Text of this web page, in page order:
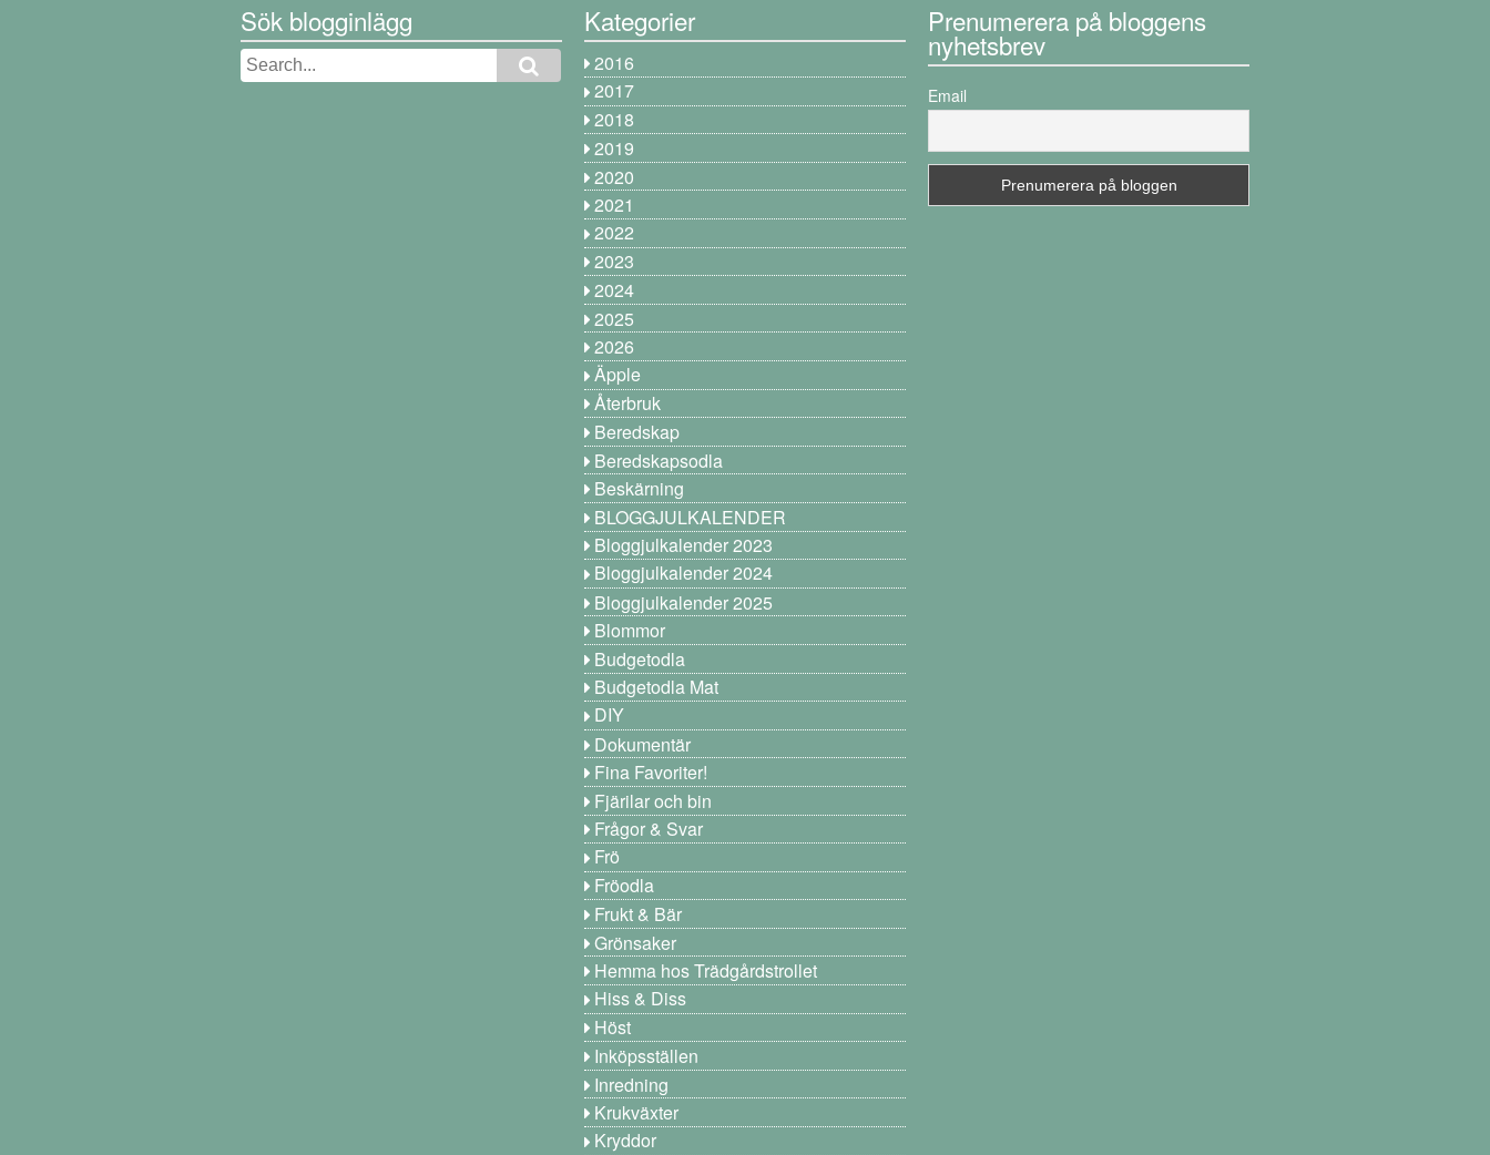
Sök blogginlägg Kategorier
2016
2017
2018
2019
2020
2021
2022
2023
2024
2025
2026
Äpple
Återbruk
Beredskap
Beredskapsodla
Beskärning
BLOGGJULKALENDER
Bloggjulkalender 2023
Bloggjulkalender 2024
Bloggjulkalender 2025
Blommor
Budgetodla
Budgetodla Mat
DIY
Dokumentär
Fina Favoriter!
Fjärilar och bin
Frågor & Svar
Frö
Fröodla
Frukt & Bär
Grönsaker
Hemma hos Trädgårdstrollet
Hiss & Diss
Höst
Inköpsställen
Inredning
Krukväxter
Kryddor
Prenumerera på bloggens
nyhetsbrev
Email